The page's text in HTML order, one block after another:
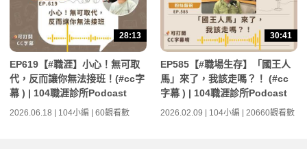
28:13
EP619【#職涯】小心！無可取
代，反而讓你無法接班！(#cc字
幕 ) | 104職涯診所Podcast
2026.06.18 | 104小編 | 60觀看數
30:41
EP585【#職場生存】「國王人
馬」來了，我該走嗎？！ (#cc
字幕 ) | 104職涯診所Podcast
2026.02.09 | 104小編 | 20660觀看數